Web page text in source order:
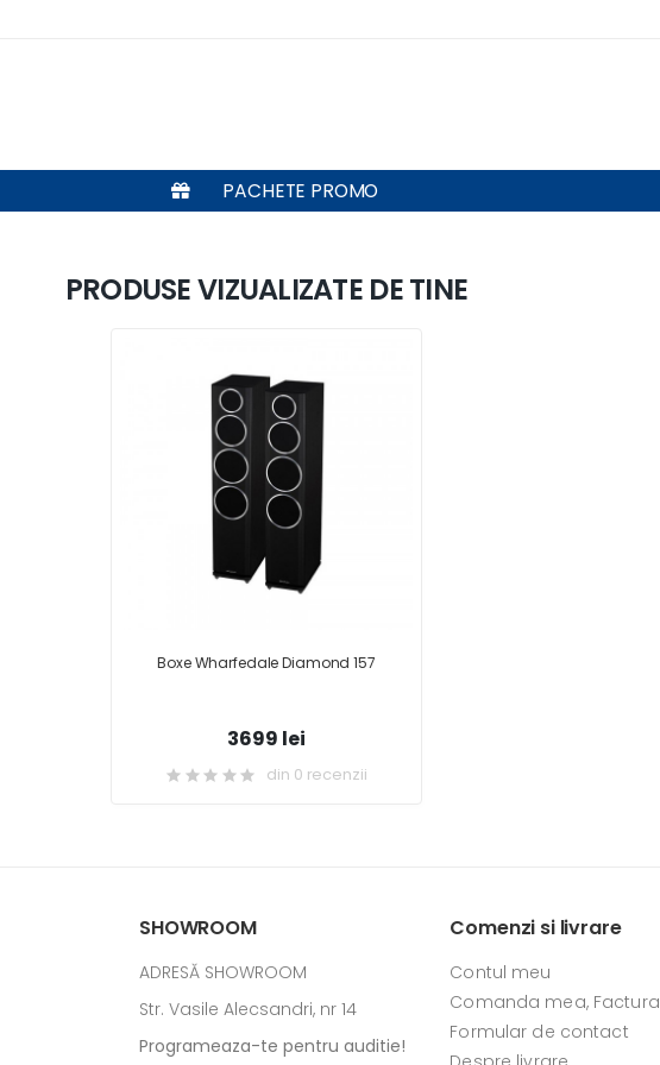
PACHETE PROMO
PRODUSE VIZUALIZATE DE TINE
Boxe Wharfedale Diamond 157
3699 lei
din 0 recenzii
SHOWROOM
ADRESĂ SHOWROOM
Str. Vasile Alecsandri, nr 14
Programeaza-te pentru auditie!
Comenzi si livrare
Contul meu
Comanda mea, Factura
Formular de contact